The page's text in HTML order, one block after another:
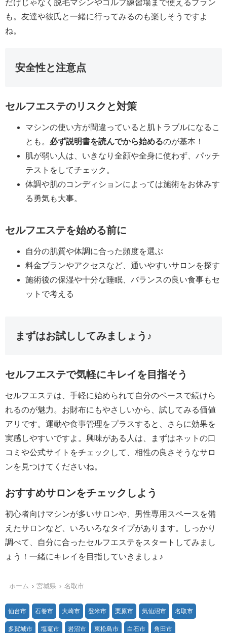
だけじゃなく脱毛マシンやゴルフ練習場まで使えるプラン
も。友達や彼氏と一緒に行ってみるのも楽しそうですよ
ね。
安全性と注意点
セルフエステのリスクと対策
マシンの使い方が間違っていると肌トラブルになるこ
とも。 必ず説明書を読んでから始めるのが基本！
肌が弱い人は、いきなり全顔や全身に使わず、パッチ
テストをしてチェック。
体調や肌のコンディションによっては施術をお休みす
る勇気も大事。
セルフエステを始める前に
自分の肌質や体調に合った頻度を選ぶ
料金プランやアクセスなど、通いやすいサロンを探す
施術後の保湿や十分な睡眠、バランスの良い食事もセ
ットで考える
まずはお試ししてみましょう♪
セルフエステで気軽にキレイを目指そう
セルフエステは、手軽に始められて自分のペースで続けら
れるのが魅力。お財布にもやさしいから、試してみる価値
アリです。運動や食事管理をプラスすると、さらに効果を
実感しやすいですよ。興味がある人は、まずはネットの口
コミや公式サイトをチェックして、相性の良さそうなサロ
ンを見つけてくださいね。
おすすめサロンをチェックしよう
初心者向けマシンが多いサロンや、男性専用スペースを備
えたサロンなど、いろいろなタイプがあります。しっかり
調べて、自分に合ったセルフエステをスタートしてみまし
ょう！一緒にキレイを目指していきましょ♪
ホーム 宮城県 名取市
仙台市 石巻市 大崎市 登米市 栗原市 気仙沼市 名取市
多賀城市 塩竈市 岩沼市 東松島市 白石市 角田市